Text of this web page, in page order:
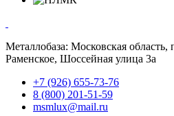
Металлобаза: Московская область,
Раменское, Шоссейная улица 3а
+7 (926) 655-73-76
8 (800) 201-51-59
msmlux@mail.ru